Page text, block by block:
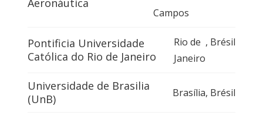
Aeronáutica
Campos
Pontificia Universidade
Católica do Rio de Janeiro
Rio de
Janeiro
, Brésil
Universidade de Brasilia
(UnB)
Brasília, Brésil